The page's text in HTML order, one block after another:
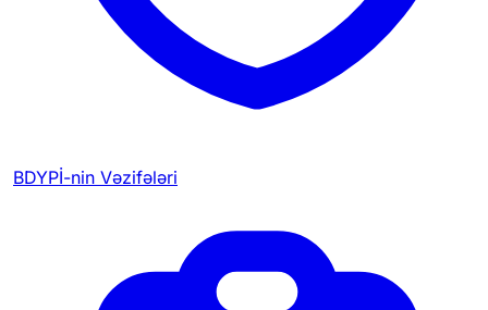
BDYPİ-nin Vəzifələri